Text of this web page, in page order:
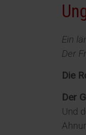
Ein
Der
Die
Der
Und